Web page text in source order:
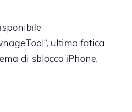
ultima fatica
di sblocco iPhone.